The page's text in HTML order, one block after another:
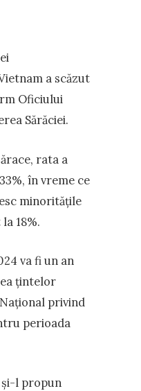
a scăzut
Oficiului
Sărăciei.
rata a
în vreme ce
minoritățile
18%.
va fi un an
țintelor
privind
perioada
l propun